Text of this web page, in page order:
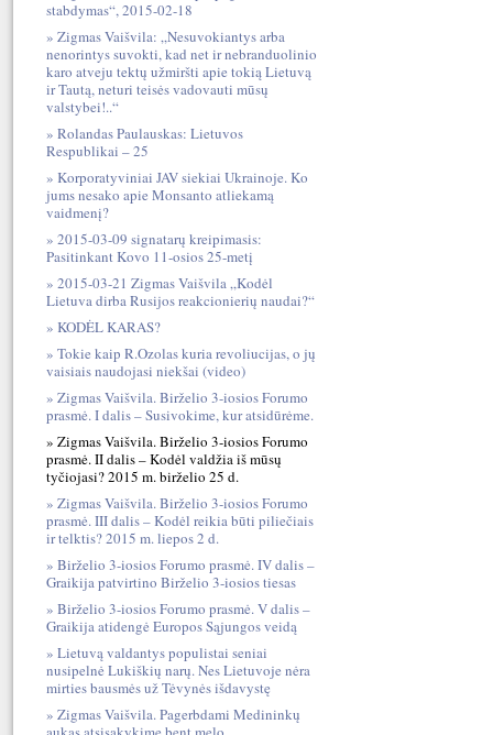
stabdymas“, 2015-02-18
Zigmas Vaišvila: „Nesuvokiantys arba
nenorintys suvokti, kad net ir nebranduolinio
karo atveju tektų užmiršti apie tokią Lietuvą
ir Tautą, neturi teisės vadovauti mūsų
valstybei!..“
Rolandas Paulauskas: Lietuvos
Respublikai – 25
Korporatyviniai JAV siekiai Ukrainoje. Ko
jums nesako apie Monsanto atliekamą
vaidmenį?
2015-03-09 signatarų kreipimasis:
Pasitinkant Kovo 11-osios 25-metį
2015-03-21 Zigmas Vaišvila „Kodėl
Lietuva dirba Rusijos reakcionierių naudai?“
KODĖL KARAS?
Tokie kaip R.Ozolas kuria revoliucijas, o jų
vaisiais naudojasi niekšai (video)
Zigmas Vaišvila. Birželio 3-iosios Forumo
prasmė. I dalis – Susivokime, kur atsidūrėme.
Zigmas Vaišvila. Birželio 3-iosios Forumo
prasmė. II dalis – Kodėl valdžia iš mūsų
tyčiojasi? 2015 m. birželio 25 d.
Zigmas Vaišvila. Birželio 3-iosios Forumo
prasmė. III dalis – Kodėl reikia būti piliečiais
ir telktis? 2015 m. liepos 2 d.
Birželio 3-iosios Forumo prasmė. IV dalis –
Graikija patvirtino Birželio 3-iosios tiesas
Birželio 3-iosios Forumo prasmė. V dalis –
Graikija atidengė Europos Sąjungos veidą
Lietuvą valdantys populistai seniai
nusipelnė Lukiškių narų. Nes Lietuvoje nėra
mirties bausmės už Tėvynės išdavystę
Zigmas Vaišvila. Pagerbdami Medininkų